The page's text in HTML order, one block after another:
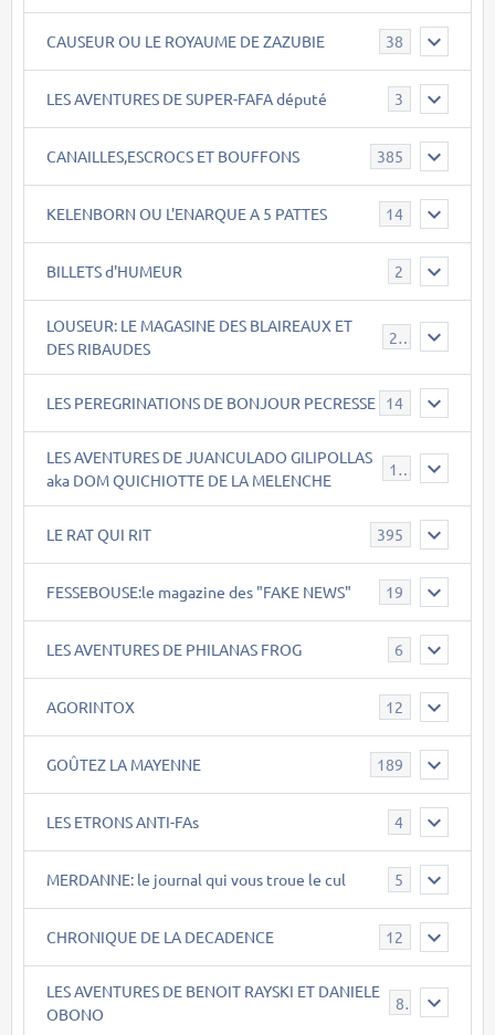
CAUSEUR OU LE ROYAUME DE ZAZUBIE 38
LES AVENTURES DE SUPER-FAFA député 3
CANAILLES,ESCROCS ET BOUFFONS 385
KELENBORN OU L'ENARQUE A 5 PATTES 14
BILLETS d'HUMEUR 2
LOUSEUR: LE MAGASINE DES BLAIREAUX ET
DES RIBAUDES
21
LES PEREGRINATIONS DE BONJOUR PECRESSE 14
LES AVENTURES DE JUANCULADO GILIPOLLAS
aka DOM QUICHIOTTE DE LA MELENCHE
119
LE RAT QUI RIT 395
FESSEBOUSE:le magazine des "FAKE NEWS" 19
LES AVENTURES DE PHILANAS FROG 6
AGORINTOX 12
GOÛTEZ LA MAYENNE 189
LES ETRONS ANTI-FAs 4
MERDANNE: le journal qui vous troue le cul 5
CHRONIQUE DE LA DECADENCE 12
LES AVENTURES DE BENOIT RAYSKI ET DANIELE
OBONO
8